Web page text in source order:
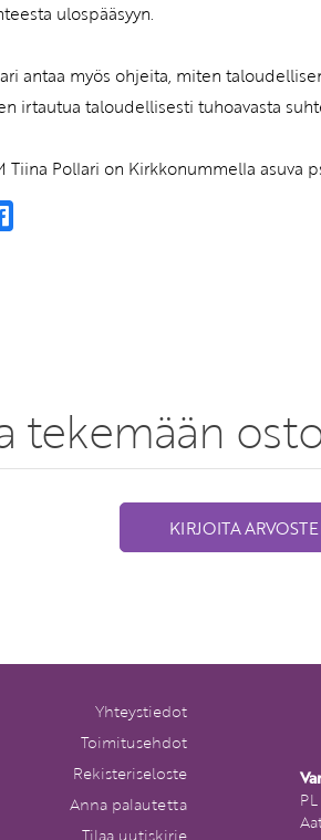
ulospääsyyn.
antaa myös ohjeita, miten
irtautua taloudellisesti tuhoavasta
Tiina Pollari on Kirkkonummella asuva
tekemään
KIRJOITA
Yhteystiedot
Toimitusehdot
Rekisteriseloste
Anna palautetta
Tilaa uutiskirje